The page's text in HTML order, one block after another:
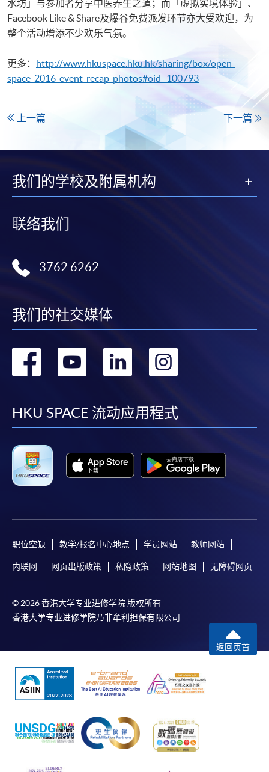
水坊」与参加者分享中医养生之道；而「虚拟实境体验」、
Facebook Like & Share及爆谷免费派发环节亦大受欢迎，为
整个活动增添不少欢乐气氛。
更多： http://www.hkuspace.hku.hk/sharing/box/open-
space-2016-event-recap-photos#oid=100793
上一篇 下一篇
我们的学校及附属机构
联络我们
3762 6262
我们的社交媒体
转
facebook
转
youtube
转
linkedin
转
HKU SPACE 流动应用程式
职位空缺 教学/报名中心地点 学员网站 教师网站
内联网 网页出版政策 私隐政策 网站地图 无障碍网页
© 2026 香港大学专业进修学院 版权所有
香港大学专业进修学院乃非牟利担保有限公司
返回页首